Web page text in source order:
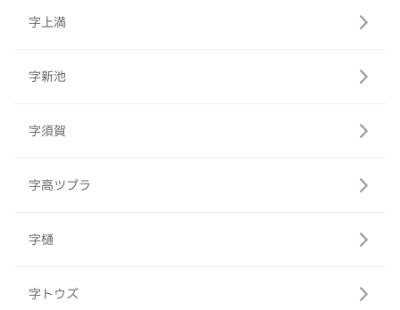
字上満
字新池
字須賀
字高ツブラ
字樋
字トウズ